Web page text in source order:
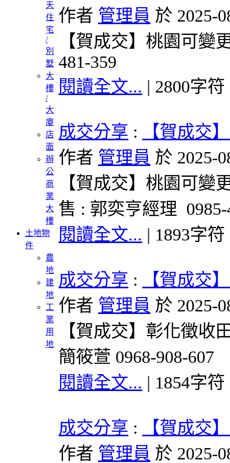
天
住
宅
/
別
墅
大
樓
/
大
廈
店
面
辦
公
商
業
大
樓
土地物
件
農
地
建
地
工
業
用
地
作者 管理員 於 2025-
【賀成交】桃園可變
481-359
閱讀全文... | 2800字
成交分享 :
【賀成交
作者 管理員 於 2025-
【賀成交】桃園可變
售 : 郭奕亨經理 0985-
閱讀全文... | 1893字
成交分享 :
【賀成交
作者 管理員 於 2025-
【賀成交】彰化徵收
簡筱萱 0968-908-607
閱讀全文... | 1854字
成交分享 :
【賀成交
作者 管理員 於 2025-